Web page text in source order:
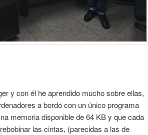
y con él he aprendido mucho sobre ellas,
a bordo con un único programa
memoria disponible de 64 KB y que cada
las cintas, (parecidas a las de